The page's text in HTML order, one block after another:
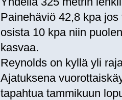
Painehäviö 42,8 kpa
osista 10 kpa niin
kasvaa.
Reynolds on kyllä yli
Ajatuksena
tapahtua tammikuun